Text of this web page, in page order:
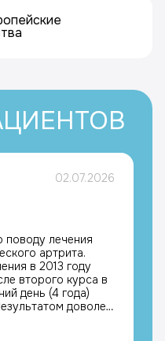
02.07.2026
лечения
артрита.
в 2013 году
второго курса в
день (4 года)
доволен,
врачам
и Кравчику